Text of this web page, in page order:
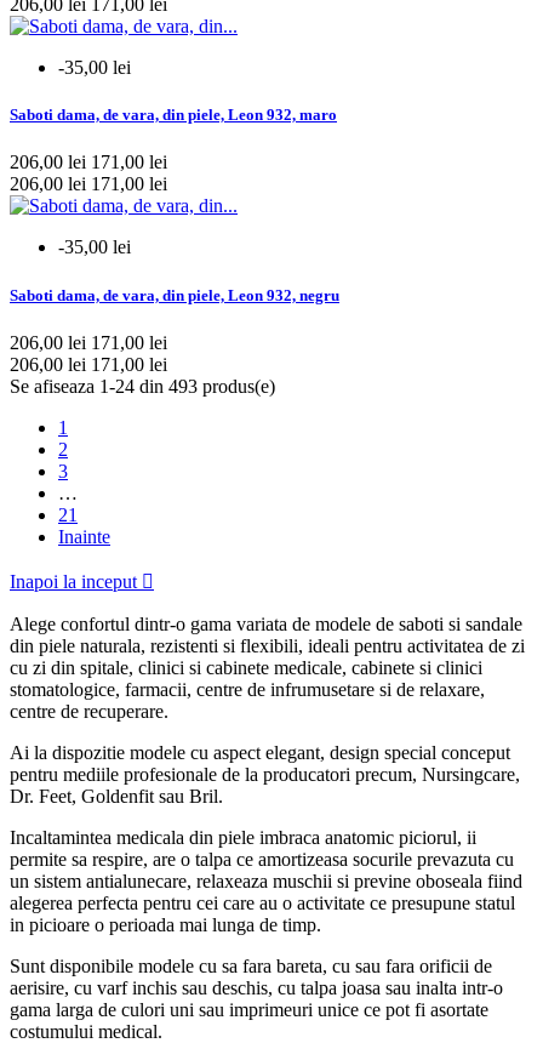
206,00 lei 171,00 lei
-35,00 lei
Saboti dama, de vara, din piele, Leon 932, maro
206,00 lei 171,00 lei
206,00 lei 171,00 lei
-35,00 lei
Saboti dama, de vara, din piele, Leon 932, negru
206,00 lei 171,00 lei
206,00 lei 171,00 lei
Se afiseaza 1-24 din 493 produs(e)
1
2
3
…
21
Inainte
Inapoi la inceput 
Alege confortul dintr-o gama variata de modele de saboti si sandale
din piele naturala, rezistenti si flexibili, ideali pentru activitatea de zi
cu zi din spitale, clinici si cabinete medicale, cabinete si clinici
stomatologice, farmacii, centre de infrumusetare si de relaxare,
centre de recuperare.
Ai la dispozitie modele cu aspect elegant, design special conceput
pentru mediile profesionale de la producatori precum, Nursingcare,
Dr. Feet, Goldenfit sau Bril.
Incaltamintea medicala din piele imbraca anatomic piciorul, ii
permite sa respire, are o talpa ce amortizeasa socurile prevazuta cu
un sistem antialunecare, relaxeaza muschii si previne oboseala fiind
alegerea perfecta pentru cei care au o activitate ce presupune statul
in picioare o perioada mai lunga de timp.
Sunt disponibile modele cu sa fara bareta, cu sau fara orificii de
aerisire, cu varf inchis sau deschis, cu talpa joasa sau inalta intr-o
gama larga de culori uni sau imprimeuri unice ce pot fi asortate
costumului medical.